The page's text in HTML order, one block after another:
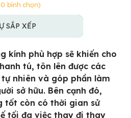
bình chọn)
SẮP XẾP
kính phù hợp sẽ khiến cho
tú, tôn lên được các
nhiên và góp phần làm
sở hữu. Bên cạnh đó,
tốt còn có thời gian sử
tối đa việc thay đi thay